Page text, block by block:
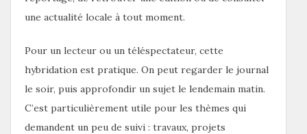
une actualité locale à tout moment.
Pour un lecteur ou un téléspectateur, cette
hybridation est pratique. On peut regarder le journal
le soir, puis approfondir un sujet le lendemain matin.
C’est particulièrement utile pour les thèmes qui
demandent un peu de suivi : travaux, projets